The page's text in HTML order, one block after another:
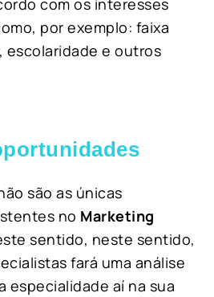
por exemplo: faixa
escolaridade e outros
são as únicas
no Marketing
sentido, neste sentido,
fará uma análise
especialidade aí na sua